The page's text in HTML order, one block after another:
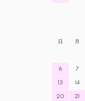
日 月
6 7
13 14
20 21